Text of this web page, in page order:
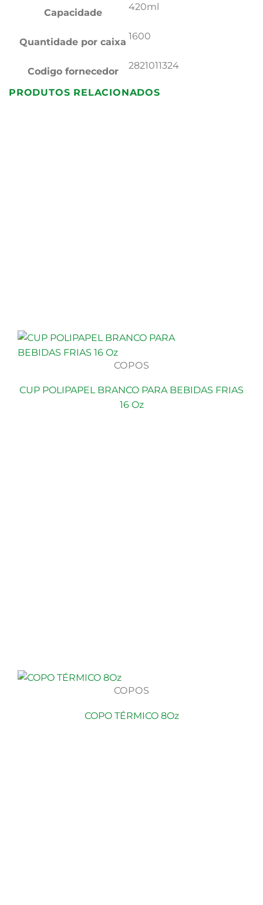
Capacidade
420ml
Quantidade por caixa
1600
Codigo fornecedor
2821011324
PRODUTOS RELACIONADOS
COPOS
CUP POLIPAPEL BRANCO PARA BEBIDAS FRIAS
16 Oz
COPOS
COPO TÉRMICO 8Oz